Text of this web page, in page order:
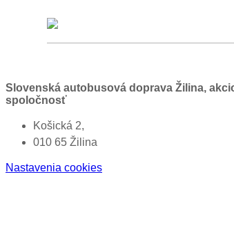
Slovenská autobusová doprava Žilina,
spoločnosť
Košická 2,
010 65 Žilina
Nastavenia cookies